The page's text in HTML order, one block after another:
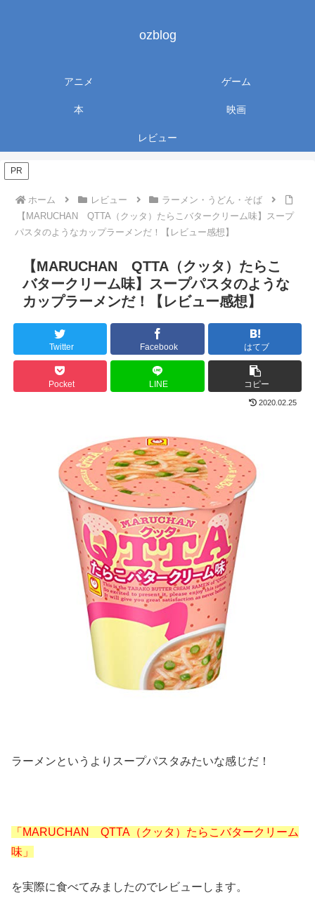
ozblog
アニメ ゲーム
本 映画
レビュー
ホーム レビュー
ラーメン・うどん・そば
【MARUCHAN QTTA（クッタ）たらこバタークリーム味】スープ
パスタのようなカップラーメンだ！【レビュー感想】
PR
【MARUCHAN QTTA（クッタ）たらこ
バタークリーム味】スープパスタのような
カップラーメンだ！【レビュー感想】
Twitter Facebook はてブ
Pocket LINE コピー
2020.02.25
ラーメンというよりスープパスタみたいな感じだ！
「MARUCHAN QTTA（クッタ）たらこバタークリーム
味」
を実際に食べてみましたのでレビューします。